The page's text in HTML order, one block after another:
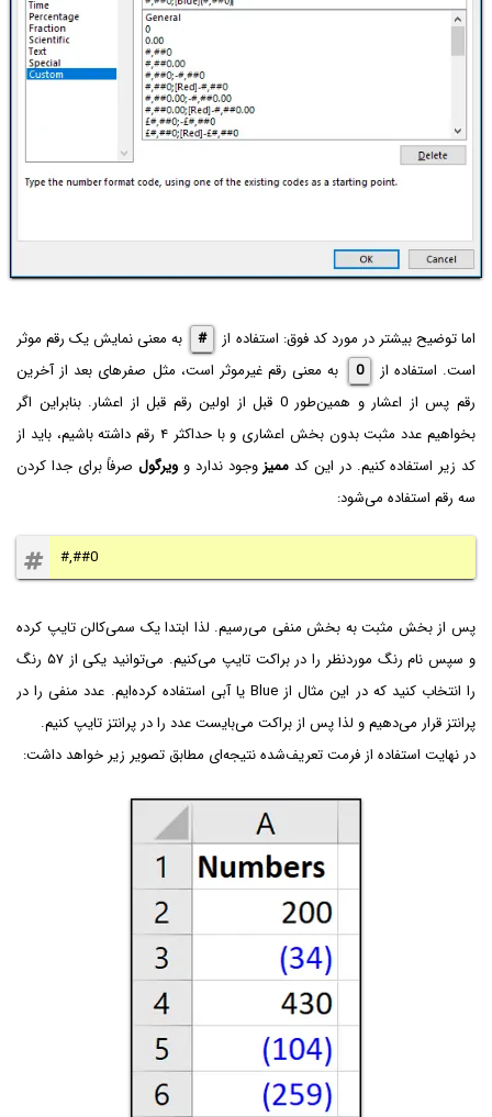
اما توضیح بیشتر در مورد کد فوق: استفاده از #
به معنی نمایش یک رقم موثر
است. استفاده از
0
به معنی رقم غیرموثر است، مثل صفرهای بعد از آخرین
رقم پس از اعشار و همین‌طور 0 قبل از اولین رقم قبل از اعشار. بنابراین اگر
بخواهیم عدد مثبت بدون بخش اعشاری و با حداکثر ۴ رقم داشته باشیم، باید از
کد زیر استفاده کنیم. در این کد ممیز وجود ندارد و ویرگولصرفاً برای جدا کردن
سه رقم استفاده می‌شود:
#,##0
پس از بخش مثبت به بخش منفی می‌رسیم. لذا ابتدا یک سمی‌کالن تایپ کرده
و سپس نام رنگ موردنظر را در براکت تایپ می‌کنیم. می‌توانید یکی از ۵۷ رنگ
را انتخاب کنید که در این مثال از Blue یا آبی استفاده کرده‌ایم. عدد منفی را در
پرانتز قرار می‌دهیم و لذا پس از براکت می‌بایست عدد را در پرانتز تایپ کنیم.
در نهایت استفاده از فرمت تعریف‌شده نتیجه‌ای مطابق تصویر زیر خواهد داشت: